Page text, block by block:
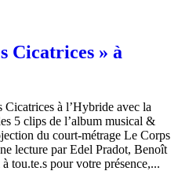
Cicatrices » à
Cicatrices à l’Hybride avec la
5 clips de l’album musical &
du court-métrage Le Corps
lecture par Edel Pradot, Benoît
tou.te.s pour votre présence,...